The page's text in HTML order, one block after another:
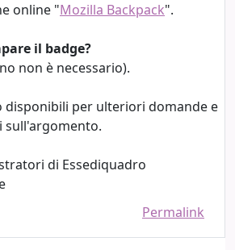
online "Mozilla Backpack".
il badge?
non è necessario).
disponibili per ulteriori domande e
sull'argomento.
di Essediquadro
Permalink